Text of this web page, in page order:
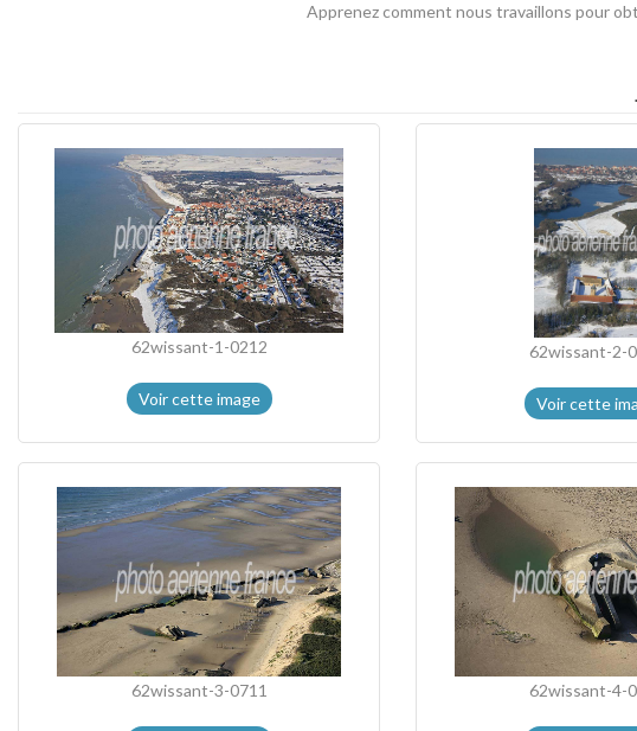
Apprenez comment nous travaillons pour
62wissant-1-0212
Voir cette image
62wissant-2-
Voir cette
62wissant-3-0711 62wissant-4-